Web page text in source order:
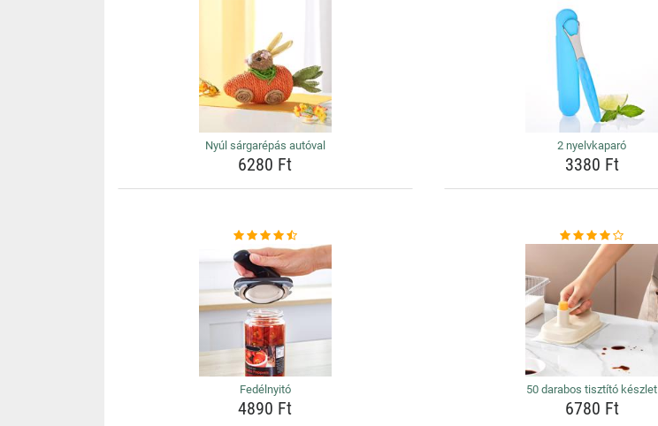
Nyúl sárgarépás autóval
6280 Ft
2 nyelvkaparó
3380 Ft
Fedélnyitó
4890 Ft
50 darabos tisztító készlet
6780 Ft